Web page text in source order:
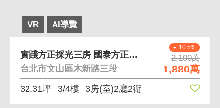
VR AI導覽
10.5%
2,100萬
1,880萬
實踐方正採光三房 國泰方正格局，前陽台進出
台北市文山區木新路三段
32.31坪 3/4樓 3房(室)2廳2衛